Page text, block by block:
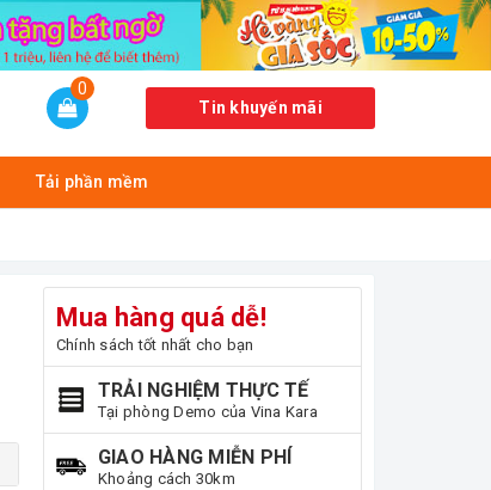
0
Tin khuyến mãi
Tải phần mềm
Mua hàng quá dễ!
Chính sách tốt nhất cho bạn
TRẢI NGHIỆM THỰC TẾ
Tại phòng Demo của Vina Kara
GIAO HÀNG MIỄN PHÍ
Khoảng cách 30km